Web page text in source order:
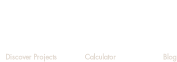
Discover Projects Calculator Blog